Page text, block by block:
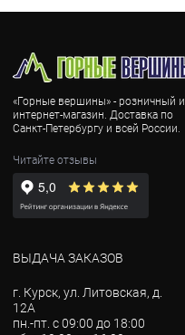
«Горные вершины» - розничный и
интернет-магазин. Доставка по
Санкт-Петербургу и всей России.
Читайте отзывы
ВЫДАЧА ЗАКАЗОВ
г. Курск, ул. Литовская, д.
12А
пн.-пт. с 09:00 до 18:00